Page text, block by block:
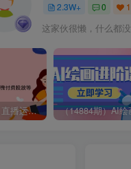
2.3W+ 0 1
这家伙很懒，什么都
（14882期）直播运营全流程课程-5月更新：从起号、话术设计、罗盘运营到微付费投放等